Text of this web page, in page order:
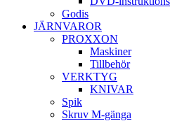
Godis
JÄRNVAROR
PROXXON
Maskiner
Tillbehör
VERKTYG
KNIVAR
Spik
Skruv M-gänga